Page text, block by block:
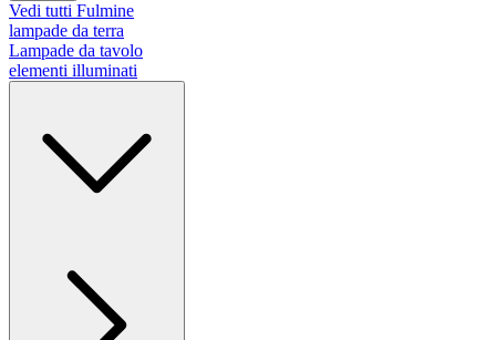
Vedi tutti Fulmine
lampade da terra
Lampade da tavolo
elementi illuminati